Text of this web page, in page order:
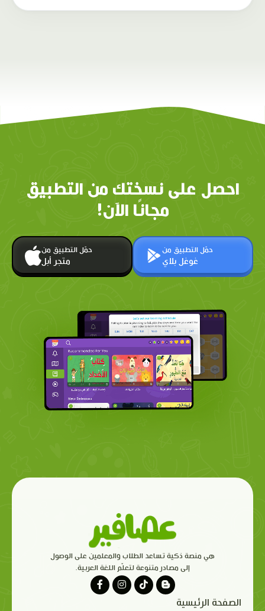
احصل على نسختك من التطبيق
مجانًا الآن!
حمّل التطبيق من
متجر أبل
حمّل التطبيق من
غوغل بلاي
هي منصة ذكية تساعد الطلاب والمعلمين على الوصول
إلى مصادر متنوعة لتعلّم اللغة العربية.
الصفحة الرئيسية